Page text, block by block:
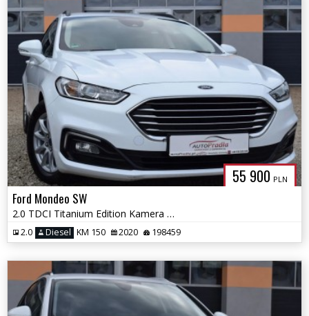
55 900 PLN
Ford Mondeo SW
2.0 TDCI Titanium Edition Kamera Navi Alum Pdc
2.0 Diesel KM 150 2020 198459